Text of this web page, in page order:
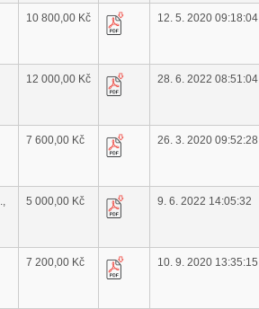
10 800,00 Kč 12. 5. 2020 09:18:04
12 000,00 Kč 28. 6. 2022 08:51:04
7 600,00 Kč 26. 3. 2020 09:52:28
5 000,00 Kč 9. 6. 2022 14:05:32
7 200,00 Kč 10. 9. 2020 13:35:15